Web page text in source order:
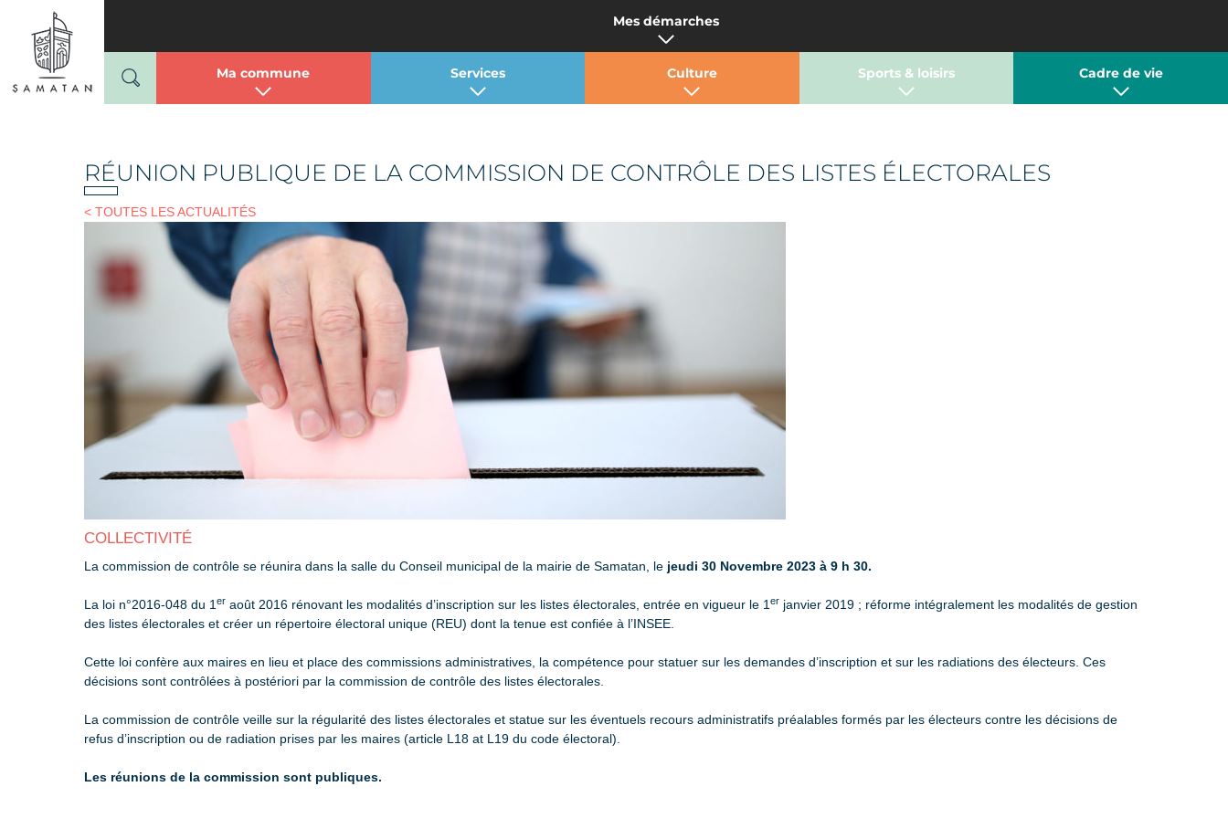
contenu
Mes démarches
Ma commune Services Culture Sports & loisirs Cadre de vie
RÉUNION PUBLIQUE DE LA COMMISSION DE CONTRÔLE DES LISTES ÉLECTORALES
< TOUTES LES ACTUALITÉS
COLLECTIVITÉ
La commission de contrôle se réunira dans la salle du Conseil municipal de la mairie de Samatan, le jeudi 30 Novembre 2023 à 9 h 30.
La loi n°2016-048 du 1 er août 2016 rénovant les modalités d’inscription sur les listes électorales, entrée en vigueur le 1 er janvier 2019 ; réforme intégralement les modalités de gestion
des listes électorales et créer un répertoire électoral unique (REU) dont la tenue est confiée à l’INSEE.
Cette loi confère aux maires en lieu et place des commissions administratives, la compétence pour statuer sur les demandes d’inscription et sur les radiations des électeurs. Ces
décisions sont contrôlées à postériori par la commission de contrôle des listes électorales.
La commission de contrôle veille sur la régularité des listes électorales et statue sur les éventuels recours administratifs préalables formés par les électeurs contre les décisions de
refus d’inscription ou de radiation prises par les maires (article L18 at L19 du code électoral).
Les réunions de la commission sont publiques.